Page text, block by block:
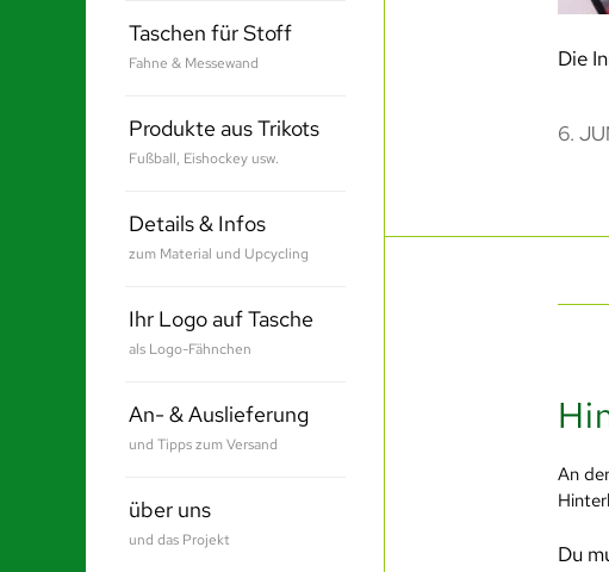
Taschen für Stoff
Fahne & Messewand
Produkte aus Trikots
Fußball, Eishockey usw.
Details & Infos
zum Material und Upcycling
Ihr Logo auf Tasche
als Logo-Fähnchen
An- & Auslieferung
und Tipps zum Versand
über uns
und das Projekt
Die
6.
An
Du